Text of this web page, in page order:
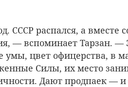
СССР распался, а вместе
— вспоминает Тарзан. —
цвет офицерства, в
Силы, их место
Дают продпаек — и